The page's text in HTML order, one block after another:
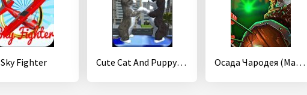
Sky Fighter Cute Cat And Puppy World Осада Чародея (Magic Siege - Defender)